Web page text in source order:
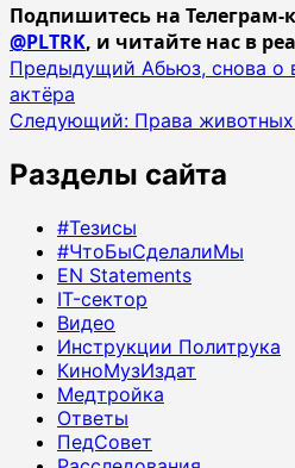
Подпишитесь на
@PLTRK, и читайте нас в
Навигация
записи
Предыдущий Абьюз, снова о
актёра
Следующий: Права
Разделы сайта
#Тезисы
#ЧтоБыСделалиМы
EN Statements
IT-сектор
Видео
Инструкции Политрука
КиноМузИздат
Медтройка
Ответы
ПедСовет